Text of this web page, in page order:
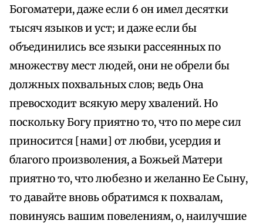
Богоматери, даже если 6 он имел десятки
тысяч языков и уст; и даже если бы
объединились все языки рассеянных по
множеству мест людей, они не обрели бы
должных похвальных слов; ведь Она
превосходит всякую меру хвалений. Но
поскольку Богу приятно то, что по мере сил
приносится [нами] от любви, усердия и
благого произволения, а Божьей Матери
приятно то, что любезно и желанно Ее Сыну,
то давайте вновь обратимся к похвалам,
повинуясь вашим повелениям, о, наилучшие